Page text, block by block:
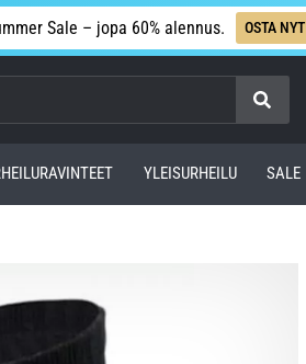
Sale – jopa 60% alennus. OSTA NYT
YLEISURHEILU SALE